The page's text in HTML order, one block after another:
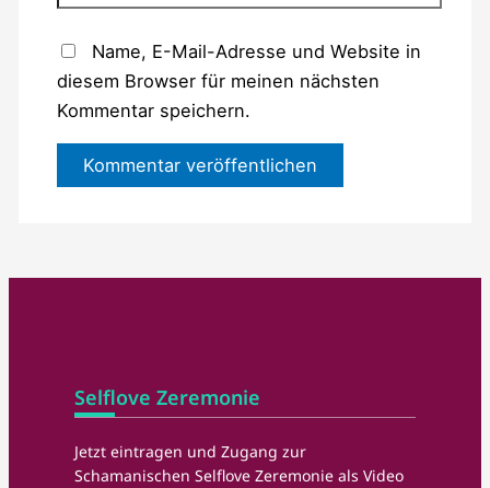
Name, E-Mail-Adresse und Website in
diesem Browser für meinen nächsten
Kommentar speichern.
Selflove Zeremonie
Jetzt eintragen und Zugang zur
Schamanischen Selflove Zeremonie als Video